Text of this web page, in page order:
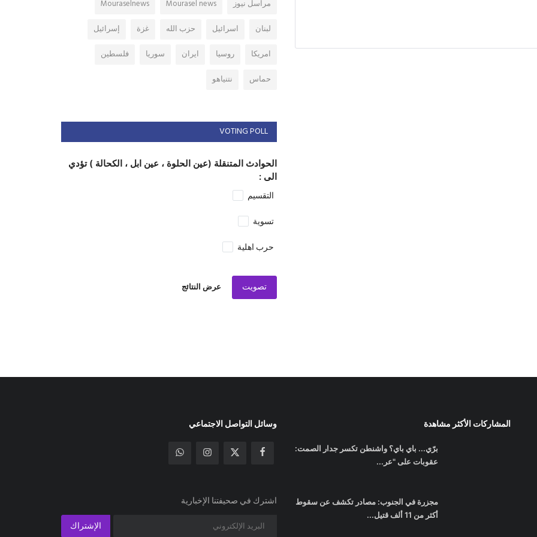
مراسل نيوز Mourasel news
Mouraselnews
لبنان
اسرائيل حزب الله غزة
إسرائيل
امريكا
روسيا ايران سوريا
فلسطين
حماس
نتنياهو
VOTING POLL
الحوادث المتنقلة (عين الحلوة ، عين ابل ، الكحالة ) تؤدي
الى :
التقسيم
تسوية
حرب اهلية
تصويت عرض النتائج
المشاركات الأكثر مشاهدة
برّي... باي باي؟ واشنطن تكسر جدار الصمت:
عقوبات على "عر...
مجزرة في الجنوب: مصادر تكشف عن سقوط
أكثر من 11 ألف قتيل...
وسائل التواصل الاجتماعي
اشترك في صحيفتنا الإخبارية
الإشتراك